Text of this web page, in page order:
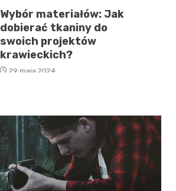
Wybór materiałów: Jak
dobierać tkaniny do
swoich projektów
krawieckich?
29 maja 2024